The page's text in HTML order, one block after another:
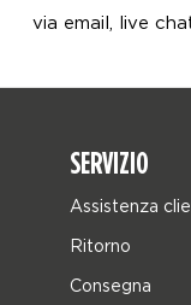
via email, live
SERVIZIO
Assistenza
Ritorno
Consegna